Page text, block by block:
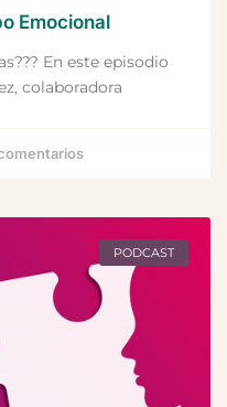
Emocional
En este episodio
colaboradora
PODCAST